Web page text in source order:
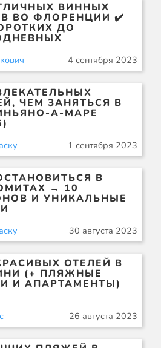
ВИННЫХ
ВО ФЛОРЕНЦИИ ✔️
ДО
4 сентября 2023
ЧЕМ ЗАНЯТЬСЯ В
А-МАРЕ
1 сентября 2023
В
→ 10
И УНИКАЛЬНЫЕ
30 августа 2023
ОТЕЛЕЙ В
(+ ПЛЯЖНЫЕ
И АПАРТАМЕНТЫ)
26 августа 2023